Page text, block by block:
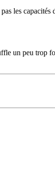
pas les
un peu